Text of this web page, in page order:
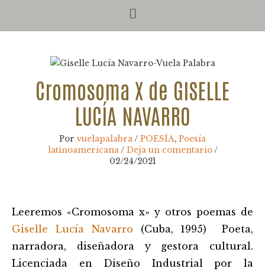
Menú
Cromosoma X de GISELLE
LUCÍA NAVARRO
Porvuelapalabra/ POESÍA, Poesía
latinoamericana/ Deja un comentario /
02/24/2021
Leeremos «Cromosoma x» y otros poemas de
Giselle Lucía Navarro (Cuba, 1995) Poeta,
narradora, diseñadora y gestora cultural.
Licenciada en Diseño Industrial por la
de
entradas